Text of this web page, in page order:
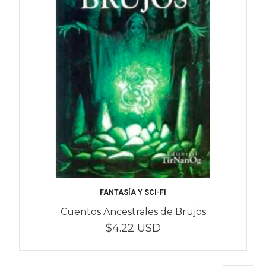
FANTASÍA Y SCI-FI
Cuentos Ancestrales de Brujos
$4.22 USD